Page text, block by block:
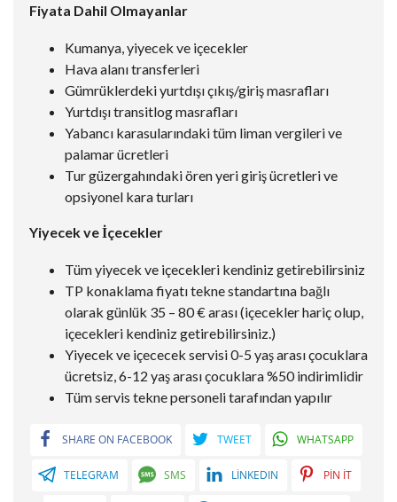
Fiyata Dahil Olmayanlar
Kumanya, yiyecek ve içecekler
Hava alanı transferleri
Gümrüklerdeki yurtdışı çıkış/giriş masrafları
Yurtdışı transitlog masrafları
Yabancı karasularındaki tüm liman vergileri ve
palamar ücretleri
Tur güzergahındaki ören yeri giriş ücretleri ve
opsiyonel kara turları
Yiyecek ve İçecekler
Tüm yiyecek ve içecekleri kendiniz getirebilirsiniz
TP konaklama fiyatı tekne standartına bağlı
olarak günlük 35 – 80 € arası (içecekler hariç olup,
içecekleri kendiniz getirebilirsiniz.)
Yiyecek ve içececek servisi 0-5 yaş arası çocuklara
ücretsiz, 6-12 yaş arası çocuklara %50 indirimlidir
Tüm servis tekne personeli tarafından yapılır
SHARE ON FACEBOOK TWEET WHATSAPP
TELEGRAM SMS LINKEDIN PIN IT